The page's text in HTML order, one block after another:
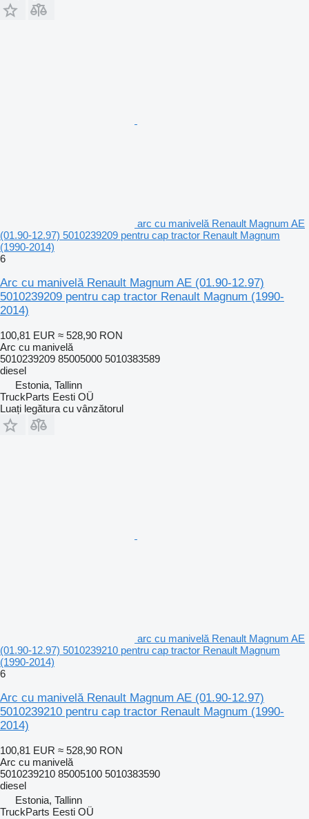
arc cu manivelă Renault Magnum AE
(01.90-12.97) 5010239209 pentru cap tractor Renault Magnum
(1990-2014)
6
Arc cu manivelă Renault Magnum AE (01.90-12.97)
5010239209 pentru cap tractor Renault Magnum (1990-
2014)
100,81 EUR ≈ 528,90 RON
Arc cu manivelă
5010239209 85005000 5010383589
diesel
Estonia, Tallinn
TruckParts Eesti OÜ
Luați legătura cu vânzătorul
arc cu manivelă Renault Magnum AE
(01.90-12.97) 5010239210 pentru cap tractor Renault Magnum
(1990-2014)
6
Arc cu manivelă Renault Magnum AE (01.90-12.97)
5010239210 pentru cap tractor Renault Magnum (1990-
2014)
100,81 EUR ≈ 528,90 RON
Arc cu manivelă
5010239210 85005100 5010383590
diesel
Estonia, Tallinn
TruckParts Eesti OÜ